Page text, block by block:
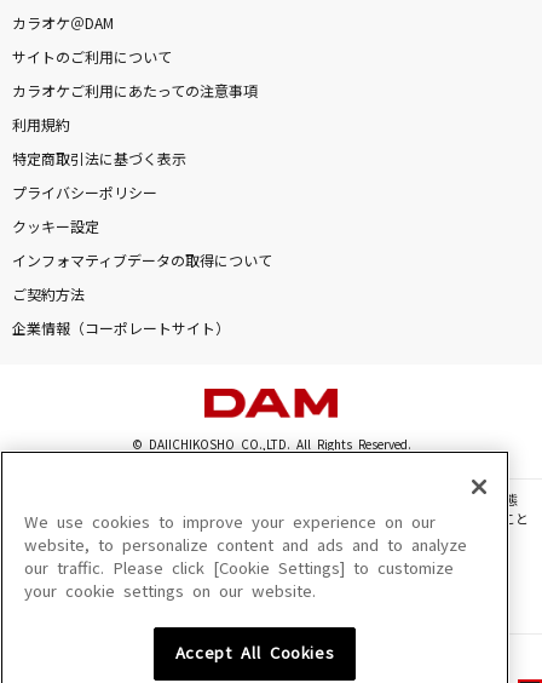
カラオケ＠DAM
サイトのご利用について
カラオケご利用にあたっての注意事項
利用規約
特定商取引法に基づく表示
プライバシーポリシー
クッキー設定
インフォマティブデータの取得について
ご契約方法
企業情報（コーポレートサイト）
© DAIICHIKOSHO CO.,LTD. All Rights Reserved.
このサイトに掲載されている一切の文章・画像・写真・動画・音声等を、手段や形態
を問わず、著作権法の定める範囲を超えて無断で複製、転載、ファイル化などすること
を禁じます。
楽曲及びコンテンツは、機種によりご利用いただけない場合があります。
楽曲及びコンテンツの配信日、配信内容が変更になる場合があります。
We use cookies to improve your experience on our
website, to personalize content and ads and to analyze
our traffic. Please click [Cookie Settings] to customize
your cookie settings on our website.
Accept All Cookies